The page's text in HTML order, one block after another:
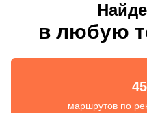
в любую
маршрутов по